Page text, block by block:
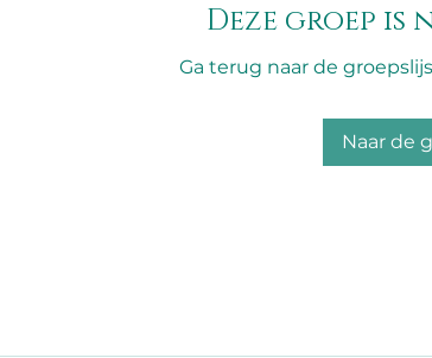
Deze groep is
Ga terug naar de
Naar de